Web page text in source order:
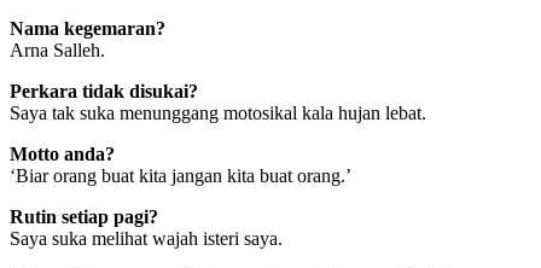
Nama kegemaran?
Arna Salleh.
Perkara tidak disukai?
Saya tak suka menunggang motosikal kala hujan lebat.
Motto anda?
‘Biar orang buat kita jangan kita buat orang.’
Rutin setiap pagi?
Saya suka melihat wajah isteri saya.